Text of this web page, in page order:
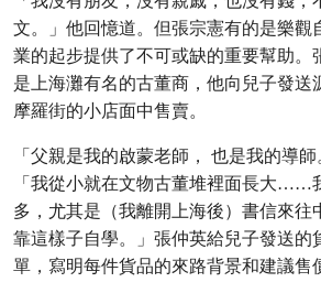
文。」他回憶道。但張宗憲有的是樂觀
業的起步提供了不可或缺的重要幫助。
是上海灘有名的古董商，他向兒子發送
摩羅街的小店面中售賣。
「父親是我的啟蒙老師， 也是我的導師
「我從小就在文物古董堆裡面長大……
多，尤其是（我離開上海後）書信來往
靠這樣子自學。」張仲英給兒子發送的
單，寫明每件貨品的來路背景和建議售